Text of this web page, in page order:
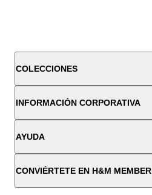
COLECCIONES
INFORMACIÓN CORPORATIVA
AYUDA
CONVIÉRTETE EN H&M MEMBER